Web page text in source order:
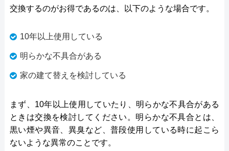
交換するのがお得であるのは、以下のような場合です。
10年以上使用している
明らかな不具合がある
家の建て替えを検討している
まず、10年以上使用していたり、明らかな不具合がある
ときは交換を検討してください。明らかな不具合とは、
黒い煙や異音、異臭など、普段使用している時に起こら
ないような異常のことです。